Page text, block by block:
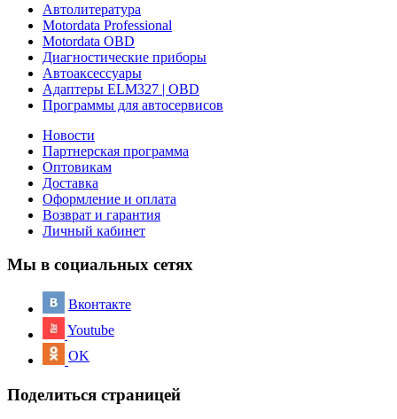
Автолитература
Motordata Professional
Motordata OBD
Диагностические приборы
Автоаксессуары
Адаптеры ELM327 | OBD
Программы для автосервисов
Новости
Партнерская программа
Оптовикам
Доставка
Оформление и оплата
Возврат и гарантия
Личный кабинет
Мы в социальных сетях
Вконтакте
Youtube
OK
Поделиться страницей